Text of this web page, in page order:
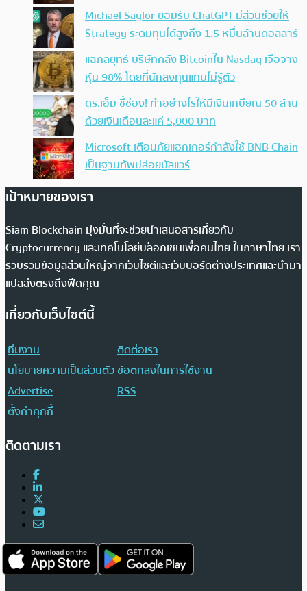
Michael Saylor ยอมรับ ChatGPT มีส่วนช่วยให้
Strategy ระดมทุนได้สูงถึง 1.5 หมื่นล้านดอลลาร์
แฉกลยุทธ์ บริษัทคลัง Bitcoinใน Nasdaq เจือจาง
หุ้น 98% โดยที่นักลงทุนแทบไม่รู้ตัว
ดร.เอ็ม ชี้ช่อง! ทำอย่างไรให้มีเงินเกษียณ 50 ล้าน
ด้วยเงินเดือนละแค่ 5,000 บาท
Microsoft เตือนภัยแฮกเกอร์กำลังใช้ BNB Chain
เป็นฐานทัพปล่อยมัลแวร์
เป้าหมายของเรา
Siam Blockchain มุ่งมั่นที่จะช่วยนำเสนอสารเกี่ยวกับ
Cryptocurrency และเทคโนโลยีบล็อกเชนเพื่อคนไทย ในภาษาไทย เรา
รวบรวมข้อมูลส่วนใหญ่จากเว็บไซต์และเว็บบอร์ดต่างประเทศและนำมา
แปลส่งตรงถึงฟีดคุณ
เกี่ยวกับเว็บไซต์นี้
ทีมงาน
ติดต่อเรา
นโยบายความเป็นส่วนตัวข้อตกลงในการใช้งาน
Advertise
RSS
ตั้งค่าคุกกี้
ติดตามเรา